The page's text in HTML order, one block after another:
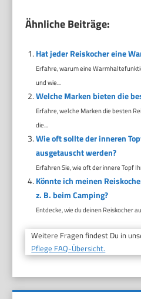
Ähnliche Beiträge:
Hat jeder Reiskocher eine
Erfahre, warum eine
und wie...
Welche Marken bieten die
Erfahre, welche Marken die besten
die...
Wie oft sollte der inneren
ausgetauscht werden?
Erfahren Sie, wie oft der innere Topf
Könnte ich meinen
z. B. beim Camping?
Entdecke, wie du deinen Reiskocher
Weitere Fragen findest Du in
Pflege FAQ-Übersicht.